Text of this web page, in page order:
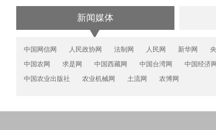
新闻媒体
中国网信网 人民政协网 法制网 人民网 新华网
中国农网
求是网 中国西藏网 中国台湾网 中国经济网
中国农业出版社
农业机械网 土流网 农博网